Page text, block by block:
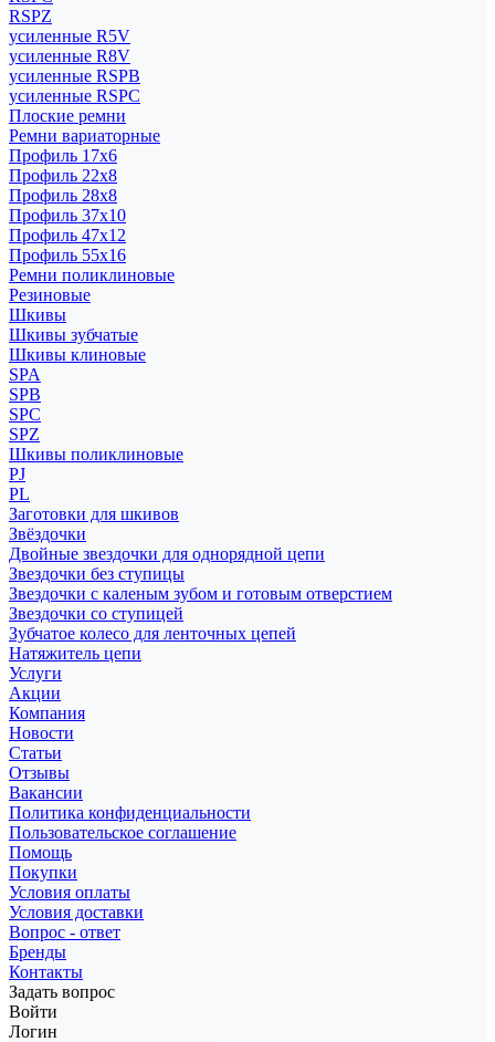
RSPZ
усиленные R5V
усиленные R8V
усиленные RSPB
усиленные RSPC
Плоские ремни
Ремни вариаторные
Профиль 17x6
Профиль 22x8
Профиль 28x8
Профиль 37x10
Профиль 47x12
Профиль 55x16
Ремни поликлиновые
Резиновые
Шкивы
Шкивы зубчатые
Шкивы клиновые
SPA
SPB
SPC
SPZ
Шкивы поликлиновые
PJ
PL
Заготовки для шкивов
Звёздочки
Двойные звездочки для однорядной цепи
Звездочки без ступицы
Звездочки с каленым зубом и готовым отверстием
Звездочки со ступицей
Зубчатое колесо для ленточных цепей
Натяжитель цепи
Услуги
Акции
Компания
Новости
Статьи
Отзывы
Вакансии
Политика конфиденциальности
Пользовательское соглашение
Помощь
Покупки
Условия оплаты
Условия доставки
Вопрос - ответ
Бренды
Контакты
Задать вопрос
Войти
Логин